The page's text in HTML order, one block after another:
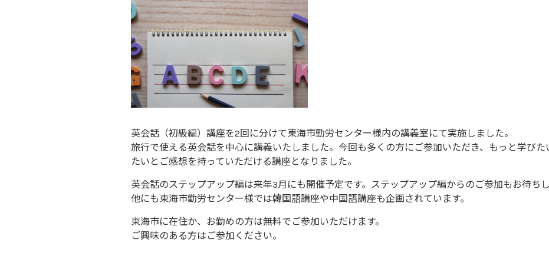
英会話（初級編）講座を2回に分けて東海市勤労センター様内の講義室にて実施しました。
旅行で使える英会話を中心に講義いたしました。今回も多くの方にご参加いただき、もっと学び
たいとご感想を持っていただける講座となりました。
英会話のステップアップ編は来年3月にも開催予定です。ステップアップ編からのご参加もお待ちし
他にも東海市勤労センター様では韓国語講座や中国語講座も企画されています。
東海市に在住か、お勤めの方は無料でご参加いただけます。
ご興味のある方はご参加ください。